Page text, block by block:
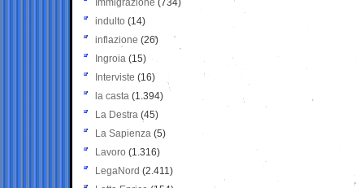
Immigrazione (734)
indulto (14)
inflazione (26)
Ingroia (15)
Interviste (16)
la casta (1.394)
La Destra (45)
La Sapienza (5)
Lavoro (1.316)
LegaNord (2.411)